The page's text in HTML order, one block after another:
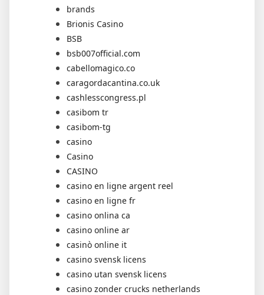
brands
Brionis Casino
BSB
bsb007official.com
cabellomagico.co
caragordacantina.co.uk
cashlesscongress.pl
casibom tr
casibom-tg
casino
Casino
CASINO
casino en ligne argent reel
casino en ligne fr
casino onlina ca
casino online ar
casinò online it
casino svensk licens
casino utan svensk licens
casino zonder crucks netherlands